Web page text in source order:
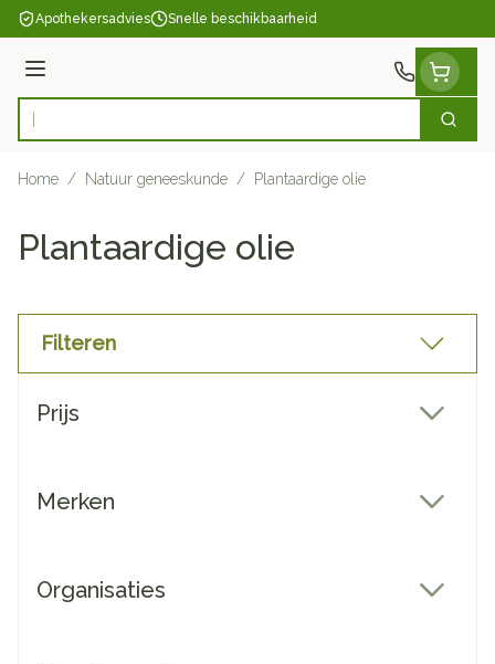
Ga naar de inhoud
Apothekersadvies Snelle beschikbaarheid
Menu
Product, merk, categorie... Zoek
Home / Natuur geneeskunde / Plantaardige olie
Plantaardige olie
Filteren
Prijs
Merken
Organisaties